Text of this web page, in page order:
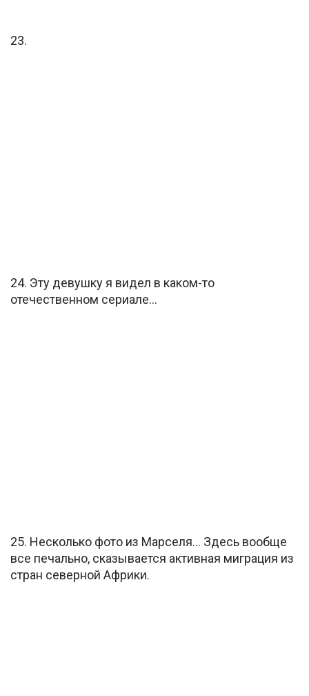
23.
24. Эту девушку я видел в каком-то
отечественном сериале…
25. Несколько фото из Марселя… Здесь вообще
все печально, сказывается активная миграция из
стран северной Африки.